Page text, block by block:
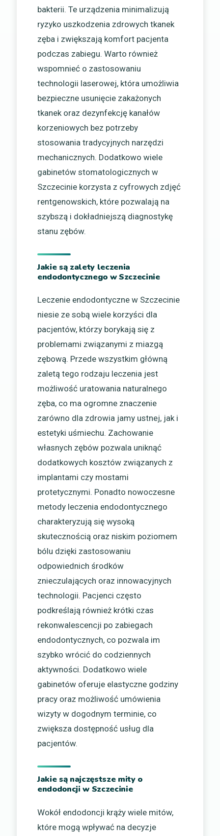
bakterii. Te urządzenia minimalizują
ryzyko uszkodzenia zdrowych tkanek
zęba i zwiększają komfort pacjenta
podczas zabiegu. Warto również
wspomnieć o zastosowaniu
technologii laserowej, która umożliwia
bezpieczne usunięcie zakażonych
tkanek oraz dezynfekcję kanałów
korzeniowych bez potrzeby
stosowania tradycyjnych narzędzi
mechanicznych. Dodatkowo wiele
gabinetów stomatologicznych w
Szczecinie korzysta z cyfrowych zdjęć
rentgenowskich, które pozwalają na
szybszą i dokładniejszą diagnostykę
stanu zębów.
Jakie są zalety leczenia
endodontycznego w Szczecinie
Leczenie endodontyczne w Szczecinie
niesie ze sobą wiele korzyści dla
pacjentów, którzy borykają się z
problemami związanymi z miazgą
zębową. Przede wszystkim główną
zaletą tego rodzaju leczenia jest
możliwość uratowania naturalnego
zęba, co ma ogromne znaczenie
zarówno dla zdrowia jamy ustnej, jak i
estetyki uśmiechu. Zachowanie
własnych zębów pozwala uniknąć
dodatkowych kosztów związanych z
implantami czy mostami
protetycznymi. Ponadto nowoczesne
metody leczenia endodontycznego
charakteryzują się wysoką
skutecznością oraz niskim poziomem
bólu dzięki zastosowaniu
odpowiednich środków
znieczulających oraz innowacyjnych
technologii. Pacjenci często
podkreślają również krótki czas
rekonwalescencji po zabiegach
endodontycznych, co pozwala im
szybko wrócić do codziennych
aktywności. Dodatkowo wiele
gabinetów oferuje elastyczne godziny
pracy oraz możliwość umówienia
wizyty w dogodnym terminie, co
zwiększa dostępność usług dla
pacjentów.
Jakie są najczęstsze mity o
endodoncji w Szczecinie
Wokół endodoncji krąży wiele mitów,
które mogą wpływać na decyzje